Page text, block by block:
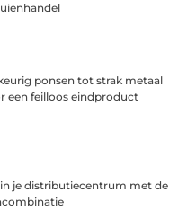
ponsen tot strak metaal
een feilloos eindproduct
je distributiecentrum met de